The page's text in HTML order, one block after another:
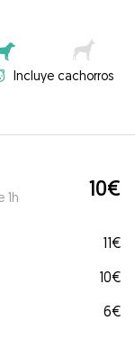
Incluye cachorros
1h 10€
11€
10€
6€